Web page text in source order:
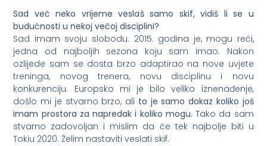
Sad već neko vrijeme veslaš samo skif, vidiš li se u
budućnosti u nekoj većoj disciplini?
Sad imam svoju slobodu. 2015. godina je, mogu reći,
jedna od najboljih sezona koju sam imao. Nakon
ozlijede sam se dosta brzo adaptirao na nove uvjete
treninga, novog trenera, novu disciplinu i novu
konkurenciju. Europsko mi je bilo veliko iznenađenje,
došlo mi je stvarno brzo, ali to je samo dokaz koliko još
imam prostora za napredak i koliko mogu. Tako da sam
stvarno zadovoljan i mislim da će tek najbolje biti u
Tokiu 2020. Želim nastaviti veslati skif.